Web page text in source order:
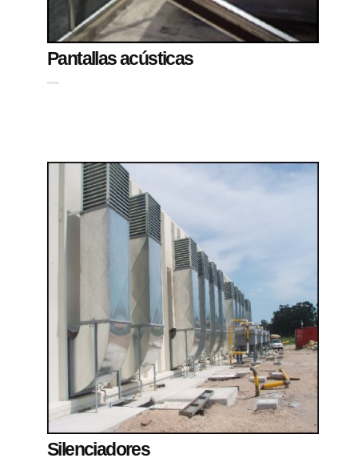
Pantallas acústicas
Silenciadores